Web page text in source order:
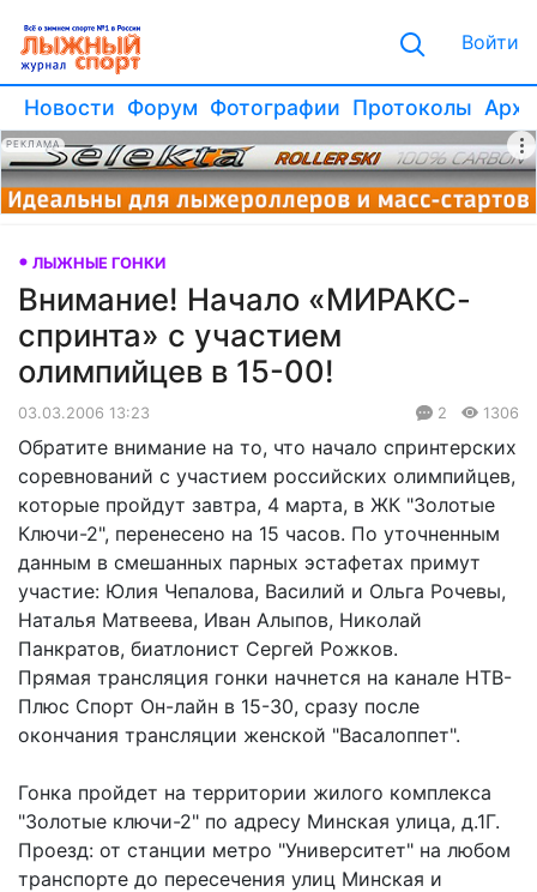
Войти
Новости Форум Фотографии Протоколы
РЕКЛАМА
ЛЫЖНЫЕ ГОНКИ
Внимание! Начало «МИРАКС-
спринта» с участием
олимпийцев в 15-00!
03.03.2006 13:23 2 1306
Обратите внимание на то, что начало спринтерских
соревнований с участием российских олимпийцев,
которые пройдут завтра, 4 марта, в ЖК "Золотые
Ключи-2", перенесено на 15 часов. По уточненным
данным в смешанных парных эстафетах примут
участие: Юлия Чепалова, Василий и Ольга Рочевы,
Наталья Матвеева, Иван Алыпов, Николай
Панкратов, биатлонист Сергей Рожков.
Прямая трансляция гонки начнется на канале НТВ-
Плюс Спорт Он-лайн в 15-30, сразу после
окончания трансляции женской "Васалоппет".
Гонка пройдет на территории жилого комплекса
"Золотые ключи-2" по адресу Минская улица, д.1Г.
Проезд: от станции метро "Университет" на любом
транспорте до пересечения улиц Минская и